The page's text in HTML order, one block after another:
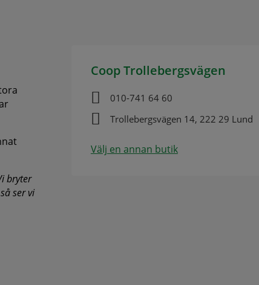
bryter
ser vi
Coop Trollebergsvägen
 010-741 64 60
 Trollebergsvägen 14, 222 29 Lund
Välj en annan butik